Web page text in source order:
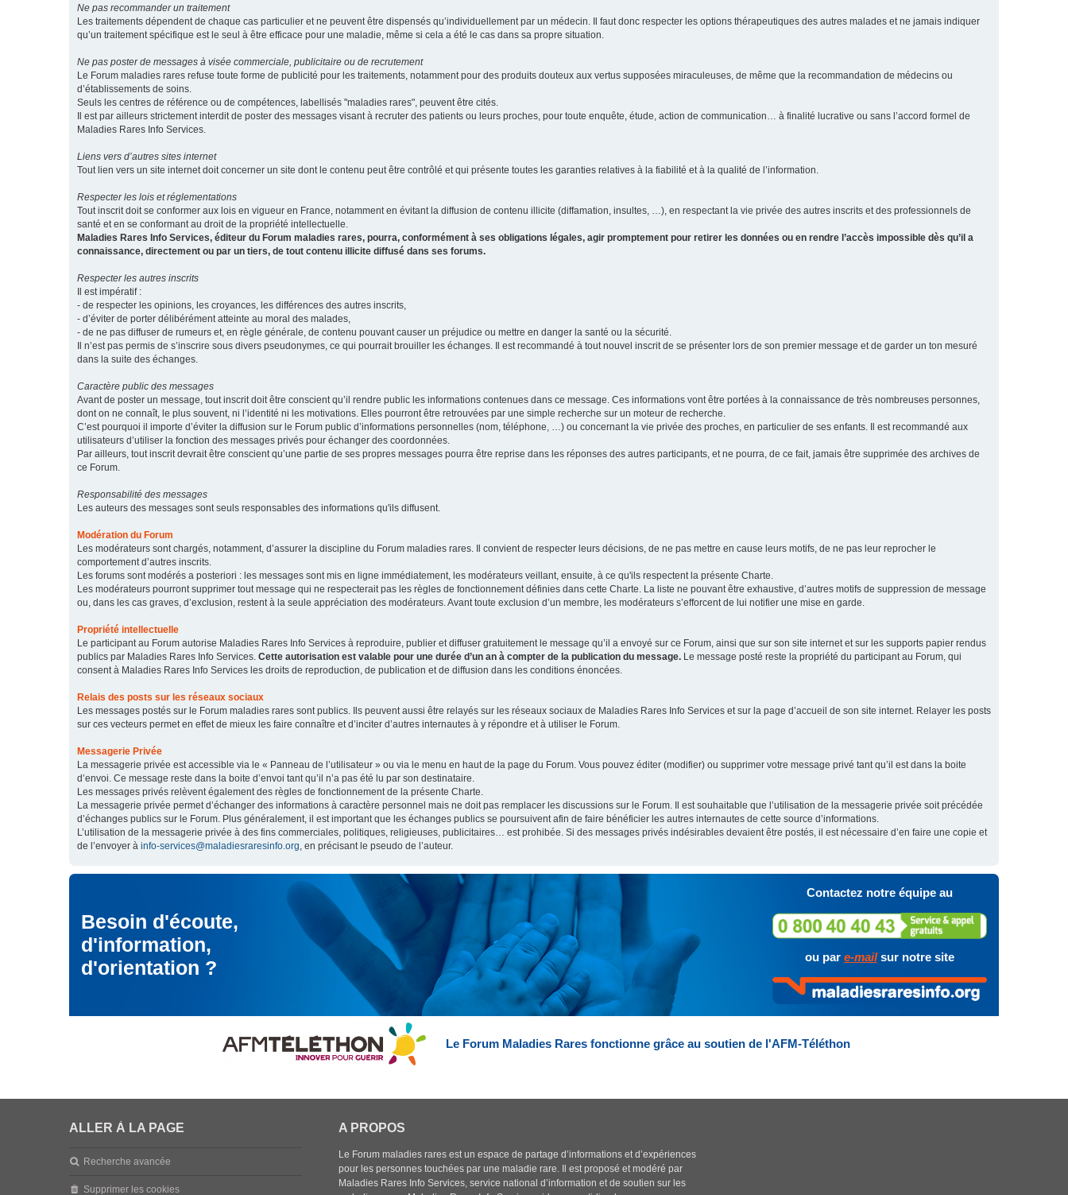
Ne pas recommander un traitement
Les traitements dépendent de chaque cas particulier et ne peuvent être dispensés qu’individuellement par un médecin. Il faut donc respecter les options thérapeutiques des autres malades et ne jamais indiquer
qu’un traitement spécifique est le seul à être efficace pour une maladie, même si cela a été le cas dans sa propre situation.
Ne pas poster de messages à visée commerciale, publicitaire ou de recrutement
Le Forum maladies rares refuse toute forme de publicité pour les traitements, notamment pour des produits douteux aux vertus supposées miraculeuses, de même que la recommandation de médecins ou
d’établissements de soins.
Seuls les centres de référence ou de compétences, labellisés "maladies rares", peuvent être cités.
Il est par ailleurs strictement interdit de poster des messages visant à recruter des patients ou leurs proches, pour toute enquête, étude, action de communication… à finalité lucrative ou sans l’accord formel de
Maladies Rares Info Services.
Liens vers d’autres sites internet
Tout lien vers un site internet doit concerner un site dont le contenu peut être contrôlé et qui présente toutes les garanties relatives à la fiabilité et à la qualité de l’information.
Respecter les lois et réglementations
Tout inscrit doit se conformer aux lois en vigueur en France, notamment en évitant la diffusion de contenu illicite (diffamation, insultes, …), en respectant la vie privée des autres inscrits et des professionnels de
santé et en se conformant au droit de la propriété intellectuelle.
Maladies Rares Info Services, éditeur du Forum maladies rares, pourra, conformément à ses obligations légales, agir promptement pour retirer les données ou en rendre l’accès impossible dès qu’il a
connaissance, directement ou par un tiers, de tout contenu illicite diffusé dans ses forums.
Respecter les autres inscrits
Il est impératif :
- de respecter les opinions, les croyances, les différences des autres inscrits,
- d’éviter de porter délibérément atteinte au moral des malades,
- de ne pas diffuser de rumeurs et, en règle générale, de contenu pouvant causer un préjudice ou mettre en danger la santé ou la sécurité.
Il n’est pas permis de s’inscrire sous divers pseudonymes, ce qui pourrait brouiller les échanges. Il est recommandé à tout nouvel inscrit de se présenter lors de son premier message et de garder un ton mesuré
dans la suite des échanges.
Caractère public des messages
Avant de poster un message, tout inscrit doit être conscient qu’il rendre public les informations contenues dans ce message. Ces informations vont être portées à la connaissance de très nombreuses personnes,
dont on ne connaît, le plus souvent, ni l’identité ni les motivations. Elles pourront être retrouvées par une simple recherche sur un moteur de recherche.
C’est pourquoi il importe d’éviter la diffusion sur le Forum public d’informations personnelles (nom, téléphone, …) ou concernant la vie privée des proches, en particulier de ses enfants. Il est recommandé aux
utilisateurs d’utiliser la fonction des messages privés pour échanger des coordonnées.
Par ailleurs, tout inscrit devrait être conscient qu’une partie de ses propres messages pourra être reprise dans les réponses des autres participants, et ne pourra, de ce fait, jamais être supprimée des archives de
ce Forum.
Responsabilité des messages
Les auteurs des messages sont seuls responsables des informations qu'ils diffusent.
Modération du Forum
Les modérateurs sont chargés, notamment, d’assurer la discipline du Forum maladies rares. Il convient de respecter leurs décisions, de ne pas mettre en cause leurs motifs, de ne pas leur reprocher le
comportement d’autres inscrits.
Les forums sont modérés a posteriori : les messages sont mis en ligne immédiatement, les modérateurs veillant, ensuite, à ce qu'ils respectent la présente Charte.
Les modérateurs pourront supprimer tout message qui ne respecterait pas les règles de fonctionnement définies dans cette Charte. La liste ne pouvant être exhaustive, d’autres motifs de suppression de message
ou, dans les cas graves, d’exclusion, restent à la seule appréciation des modérateurs. Avant toute exclusion d’un membre, les modérateurs s’efforcent de lui notifier une mise en garde.
Propriété intellectuelle
Le participant au Forum autorise Maladies Rares Info Services à reproduire, publier et diffuser gratuitement le message qu’il a envoyé sur ce Forum, ainsi que sur son site internet et sur les supports papier rendus
publics par Maladies Rares Info Services. Cette autorisation est valable pour une durée d’un an à compter de la publication du message. Le message posté reste la propriété du participant au Forum, qui
consent à Maladies Rares Info Services les droits de reproduction, de publication et de diffusion dans les conditions énoncées.
Relais des posts sur les réseaux sociaux
Les messages postés sur le Forum maladies rares sont publics. Ils peuvent aussi être relayés sur les réseaux sociaux de Maladies Rares Info Services et sur la page d’accueil de son site internet. Relayer les posts
sur ces vecteurs permet en effet de mieux les faire connaître et d’inciter d’autres internautes à y répondre et à utiliser le Forum.
Messagerie Privée
La messagerie privée est accessible via le « Panneau de l’utilisateur » ou via le menu en haut de la page du Forum. Vous pouvez éditer (modifier) ou supprimer votre message privé tant qu’il est dans la boite
d’envoi. Ce message reste dans la boite d’envoi tant qu’il n’a pas été lu par son destinataire.
Les messages privés relèvent également des règles de fonctionnement de la présente Charte.
La messagerie privée permet d’échanger des informations à caractère personnel mais ne doit pas remplacer les discussions sur le Forum. Il est souhaitable que l’utilisation de la messagerie privée soit précédée
d’échanges publics sur le Forum. Plus généralement, il est important que les échanges publics se poursuivent afin de faire bénéficier les autres internautes de cette source d’informations.
L’utilisation de la messagerie privée à des fins commerciales, politiques, religieuses, publicitaires… est prohibée. Si des messages privés indésirables devaient être postés, il est nécessaire d’en faire une copie et
de l’envoyer à info-services@maladiesraresinfo.org, en précisant le pseudo de l’auteur.
Besoin d'écoute,
d'information,
d'orientation ?
Contactez notre équipe au
ou par e-mailsur notre site
Le Forum Maladies Rares fonctionne grâce au soutien de l'AFM-Téléthon
ALLER À LA PAGE
Recherche avancée
Supprimer les cookies
A PROPOS
Le Forum maladies rares est un espace de partage d’informations et d’expériences
pour les personnes touchées par une maladie rare. Il est proposé et modéré par
Maladies Rares Info Services, service national d’information et de soutien sur les